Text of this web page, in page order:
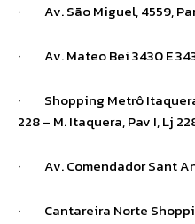
· Av. São Miguel, 4559,
· Av. Mateo Bei 3430 E
· Shopping Metrô Itaquera
228 – M. Itaquera, Pav I, Lj
· Av. Comendador Sant
· Cantareira Norte